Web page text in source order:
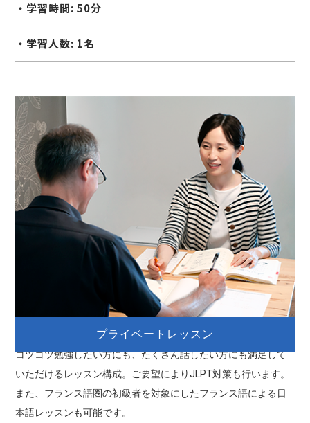
・学習時間: 50分
・学習人数: 1名
プライベートレッスン
コツコツ勉強したい方にも、たくさん話したい方にも満足して
いただけるレッスン構成。ご要望によりJLPT対策も行います。
また、フランス語圏の初級者を対象にしたフランス語による日
本語レッスンも可能です。